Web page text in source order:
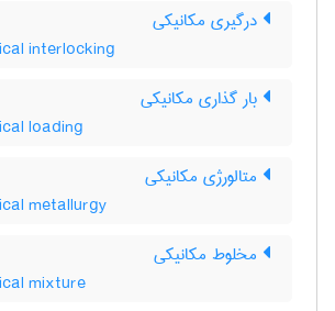
درگیری مکانیکی
interlocking
بار گذاری مکانیکی
loading
متالورژی مکانیکی
metallurgy
مخلوط مکانیکی
mixture